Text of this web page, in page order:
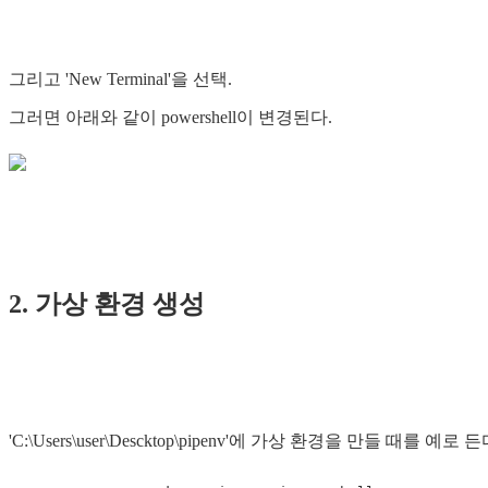
그리고 'New Terminal'을 선택.
그러면 아래와 같이 powershell이 ​​변경된다.
2. 가상 환경 생성
'C:\Users\user\Descktop\pipenv'에 가상 환경을 만들 때를 예로 든